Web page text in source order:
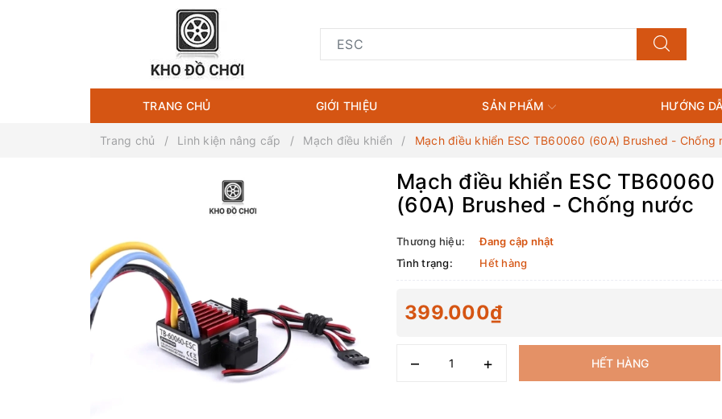
TRANG CHỦ GIỚI THIỆU SẢN PHẨM HƯỚNG
Trang chủ Linh kiện nâng cấp Mạch điều khiển Mạch điều khiển ESC TB60060 (60A) Brushed - Chống
Mạch điều khiển ESC TB60060
(60A) Brushed - Chống nước
Thương hiệu:
Đang cập nhật
Tình trạng:
Hết hàng
399.000₫
– + HẾT HÀNG